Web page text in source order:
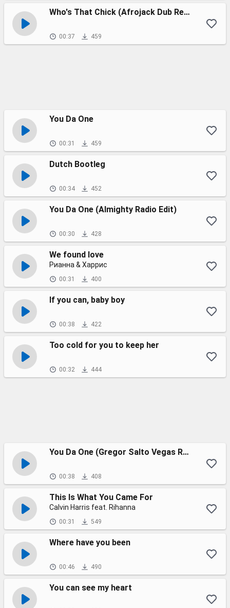
Who's That Chick (Afrojack Dub Remix)
00:37 459
You Da One
00:31 459
Dutch Bootleg
00:34 452
You Da One (Almighty Radio Edit)
00:30 428
We found love
Рианна & Харрис
00:31 400
If you can, baby boy
00:38 422
Too cold for you to keep her
00:32 444
You Da One (Gregor Salto Vegas Radio Edit)
00:38 408
This Is What You Came For
Calvin Harris feat. Rihanna
00:31 549
Where have you been
00:46 490
You can see my heart